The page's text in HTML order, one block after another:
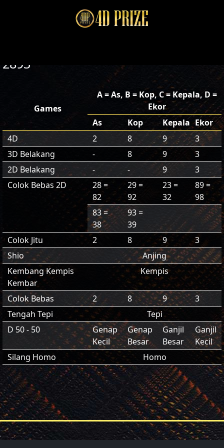
2893
Games
A = As, B = Kop, C = Kepala, D =
Ekor
As
Kop Kepala Ekor
4D
2 8 9
3
3D Belakang
- 8 9
3
2D Belakang
- - 9
3
Colok Bebas 2D
28 =
82
29 =
92
23 =
32
89 =
98
83 =
38
93 =
39
Colok Jitu
2 8 9
3
Shio
Anjing
Kembang Kempis
Kembar
Kempis
Colok Bebas 2 8 9
3
Tengah Tepi
Tepi
D 50 - 50
Genap
Kecil
Genap
Besar
Ganjil
Besar
Ganjil
Kecil
Silang Homo
Homo